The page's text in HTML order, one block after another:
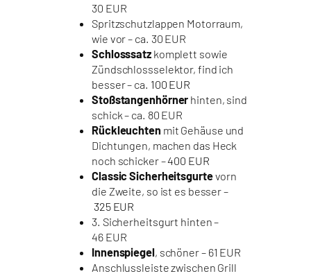
30 EUR
Spritzschutzlappen Motorraum,
wie vor – ca. 30 EUR
Schlosssatzkomplett sowie
Zündschlossselektor, find ich
besser – ca. 100 EUR
Stoßstangenhörner hinten, sind
schick – ca. 80 EUR
Rückleuchten mit Gehäuse und
Dichtungen, machen das Heck
noch schicker –400 EUR
Classic Sicherheitsgurtevorn
die Zweite, so ist es besser –
325 EUR
3. Sicherheitsgurt hinten –
46 EUR
Innenspiegel, schöner – 61 EUR
Anschlussleiste zwischen Grill